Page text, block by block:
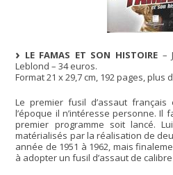
LE FAMAS ET SON HISTOIRE –
Leblond – 34 euros.
Format 21 x 29,7 cm, 192 pages, plus
Le premier fusil d’assaut
l’époque il n’intéresse personne. Il
premier programme soit lancé.
matérialisés par la réalisation de
année de 1951 à 1962, mais
à adopter un fusil d’assaut de calibre